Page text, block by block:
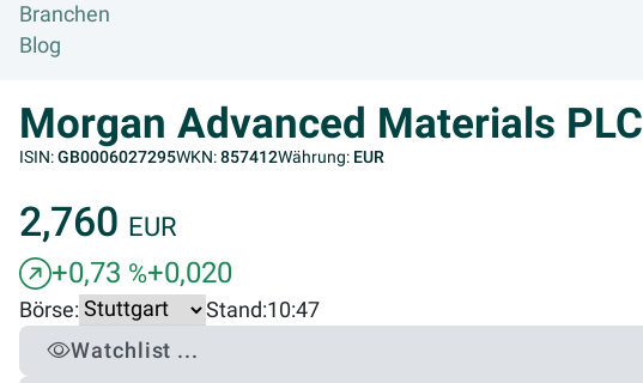
Branchen
Blog
Morgan Advanced Materials PLC
ISIN:GB0006027295WKN:857412Währung: EUR
2,760 EUR
+0,73 %+0,020
Börse: Stand:10:47
Watchlist ...